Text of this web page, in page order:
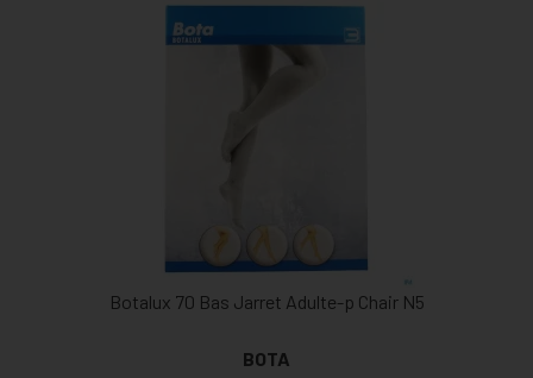
Botalux 70 Bas Jarret Adulte-p Chair N5
BOTA